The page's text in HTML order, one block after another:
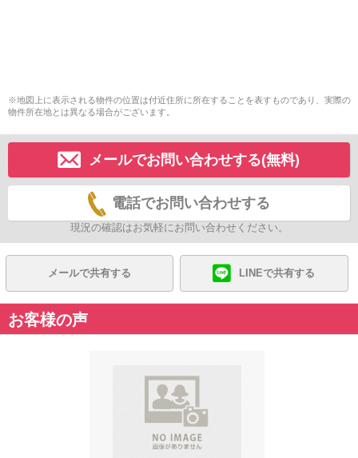
※地図上に表示される物件の位置は付近住所に所在することを表すものであり、実際の
物件所在地とは異なる場合がございます。
メールでお問い合わせする(無料)
電話でお問い合わせする
現況の確認はお気軽にお問い合わせください。
メールで共有する LINEで共有する
お客様の声